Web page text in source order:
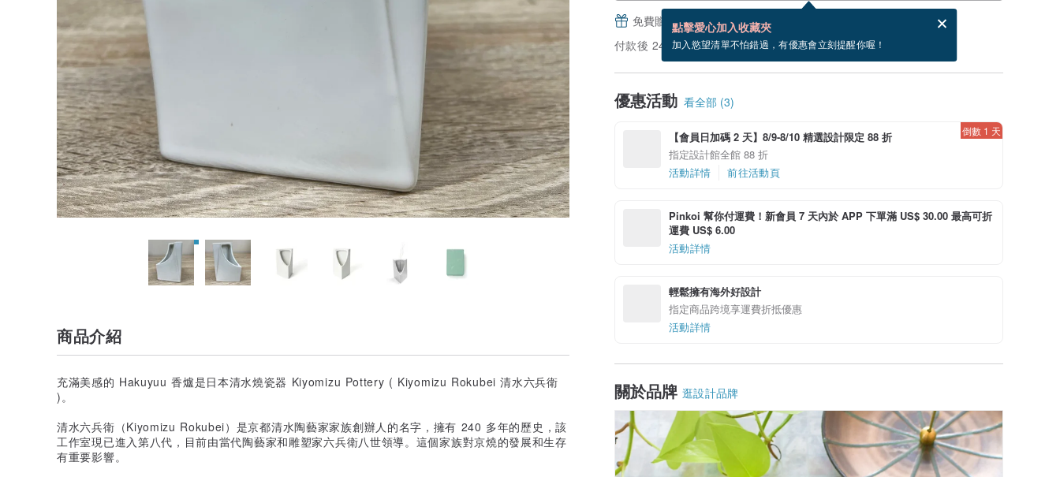
點擊愛心加入收藏夾
加入慾望清單不怕錯過，有優惠會立刻提醒你喔！
免費贈送電子賀卡，結帳完成後填寫
付款後 24 小時內出貨。（不包含週五到週日）
優惠活動 看全部 (3)
【會員日加碼 2 天】8/9-8/10 精選設計限定 88 折
指定設計館全館 88 折
活動詳情
前往活動頁
倒數 1 天
Pinkoi 幫你付運費！新會員 7 天內於 APP 下單滿 US$ 30.00 最高可折
運費 US$ 6.00
活動詳情
輕鬆擁有海外好設計
指定商品跨境享運費折抵優惠
活動詳情
關於品牌 逛設計品牌
商品介紹
充滿美感的 Hakuyuu 香爐是日本清水燒瓷器 Kiyomizu Pottery ( Kiyomizu Rokubei 清水六兵衛
)。
清水六兵衛（Kiyomizu Rokubei）是京都清水陶藝家家族創辦人的名字，擁有 240 多年的歷史，該
工作室現已進入第八代，目前由當代陶藝家和雕塑家六兵衛八世領導。這個家族對京燒的發展和生存
有重要影響。